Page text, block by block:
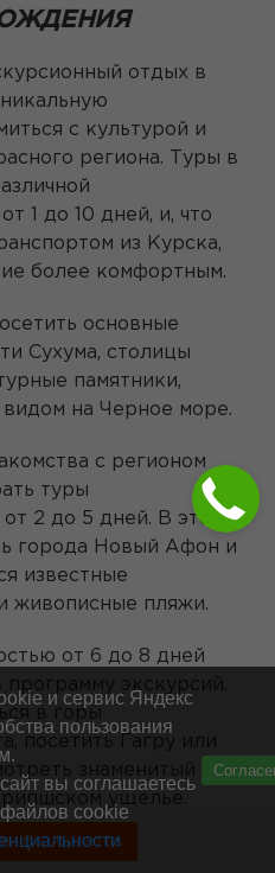
отдых в
с культурой и
региона. Туры в
1 до 10 дней, и, что
из Курска,
более комфортным.
основные
Сухума, столицы
памятники,
на Черное море.
с регионом
туры
2 до 5 дней. В этом
города Новый Афон и
известные
живописные пляжи.
от 6 до 8 дней
экскурсий.
в горы
посетить Гагру или
знаменитый
ущелье.
глубоко
без билетов
и сервис Яндекс
пользования
вы соглашаетесь
cookie